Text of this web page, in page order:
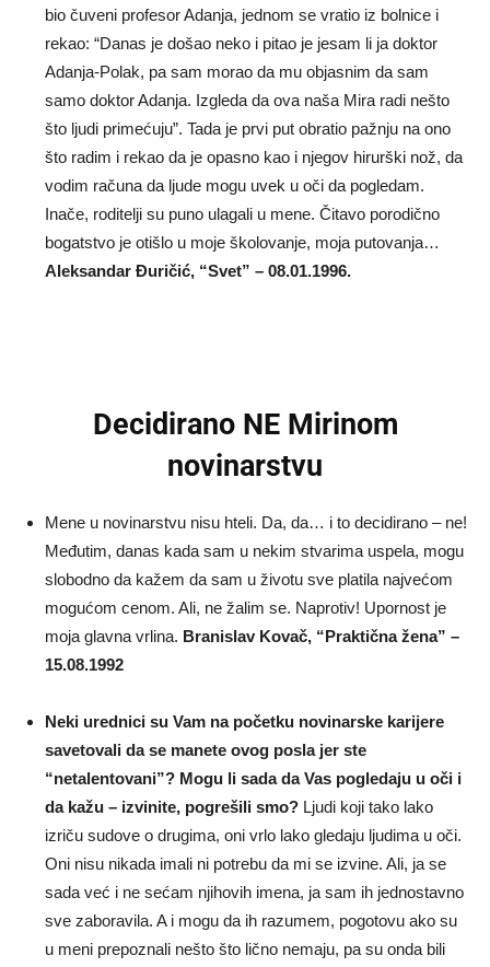
bio čuveni profesor Adanja, jednom se vratio iz bolnice i
rekao: “Danas je došao neko i pitao je jesam li ja doktor
Adanja-Polak, pa sam morao da mu objasnim da sam
samo doktor Adanja. Izgleda da ova naša Mira radi nešto
što ljudi primećuju”. Tada je prvi put obratio pažnju na ono
što radim i rekao da je opasno kao i njegov hirurški nož, da
vodim računa da ljude mogu uvek u oči da pogledam.
Inače, roditelji su puno ulagali u mene. Čitavo porodično
bogatstvo je otišlo u moje školovanje, moja putovanja…
Aleksandar Đuričić, “Svet” – 08.01.1996.
Decidirano NE Mirinom
novinarstvu
Mene u novinarstvu nisu hteli. Da, da… i to decidirano – ne!
Međutim, danas kada sam u nekim stvarima uspela, mogu
slobodno da kažem da sam u životu sve platila najvećom
mogućom cenom. Ali, ne žalim se. Naprotiv! Upornost je
moja glavna vrlina. Branislav Kovač, “Praktična žena” –
15.08.1992
Neki urednici su Vam na početku novinarske karijere
savetovali da se manete ovog posla jer ste
“netalentovani”? Mogu li sada da Vas pogledaju u oči i
da kažu – izvinite, pogrešili smo? Ljudi koji tako lako
izriču sudove o drugima, oni vrlo lako gledaju ljudima u oči.
Oni nisu nikada imali ni potrebu da mi se izvine. Ali, ja se
sada već i ne sećam njihovih imena, ja sam ih jednostavno
sve zaboravila. A i mogu da ih razumem, pogotovu ako su
u meni prepoznali nešto što lično nemaju, pa su onda bili